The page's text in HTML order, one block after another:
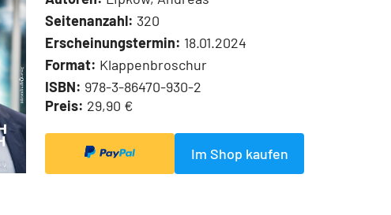
Seitenanzahl: 320
Erscheinungstermin: 18.01.2024
Format: Klappenbroschur
ISBN: 978-3-86470-930-2
Preis: 29,90 €
Im Shop kaufen